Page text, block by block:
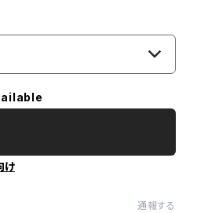
け
通報する